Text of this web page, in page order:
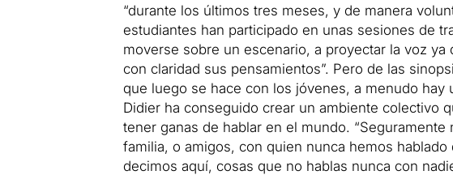
“durante los últimos tres meses, y de manera
estudiantes han participado en unas sesiones de
moverse sobre un escenario, a proyectar la voz ya
con claridad sus pensamientos”. Pero de las
que luego se hace con los jóvenes, a menudo hay
Didier ha conseguido crear un ambiente colectivo
tener ganas de hablar en el mundo. “Seguramente
familia, o amigos, con quien nunca hemos
decimos aquí, cosas que no hablas nunca con